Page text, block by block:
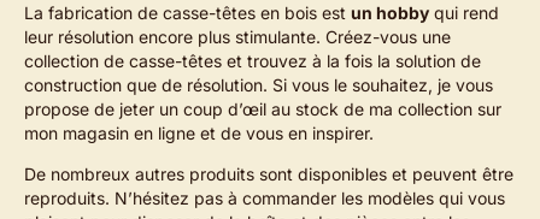
La fabrication de casse-têtes en bois est un hobby qui rend
leur résolution encore plus stimulante. Créez-vous une
collection de casse-têtes et trouvez à la fois la solution de
construction que de résolution. Si vous le souhaitez, je vous
propose de jeter un coup d’œil au stock de ma collection sur
mon magasin en ligne et de vous en inspirer.
De nombreux autres produits sont disponibles et peuvent être
reproduits. N’hésitez pas à commander les modèles qui vous